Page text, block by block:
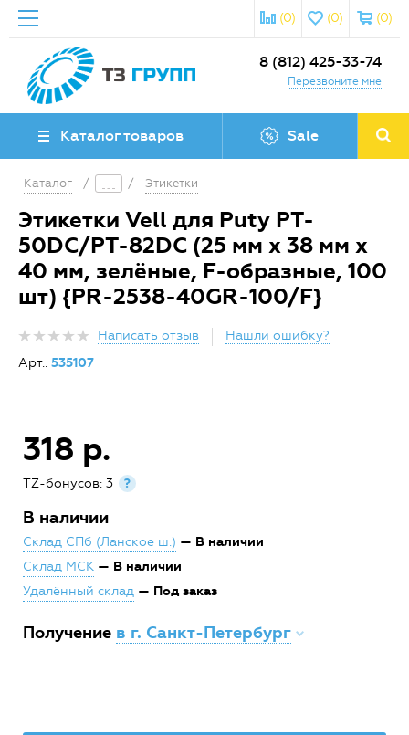
(0)
(0)
(0)
8 (812) 425-33-74
Перезвоните мне
Каталог товаров Sale
Каталог / / Этикетки
Этикетки Vell для Puty PT-
50DC/PT-82DC (25 мм х 38 мм х
40 мм, зелёные, F-образные, 100
шт) {PR-2538-40GR-100/F}
Написать отзыв
Нашли ошибку?
Арт.: 535107
318 р.
TZ-бонусов: 3 ?
В наличии
Склад СПб (Ланское ш.) — В наличии
Склад МСК — В наличии
Удалённый склад — Под заказ
Получение в г. Санкт-Петербург